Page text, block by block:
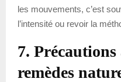
les mouvements, c’est
l’intensité ou revoir la
7. Précautions
remèdes